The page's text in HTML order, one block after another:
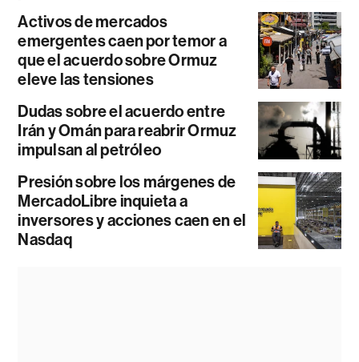
Activos de mercados
emergentes caen por temor a
que el acuerdo sobre Ormuz
eleve las tensiones
Dudas sobre el acuerdo entre
Irán y Omán para reabrir Ormuz
impulsan al petróleo
Presión sobre los márgenes de
MercadoLibre inquieta a
inversores y acciones caen en el
Nasdaq